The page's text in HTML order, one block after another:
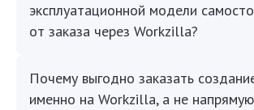
эксплуатационной модели
от заказа через Workzilla?
Почему выгодно заказать
именно на Workzilla, а не